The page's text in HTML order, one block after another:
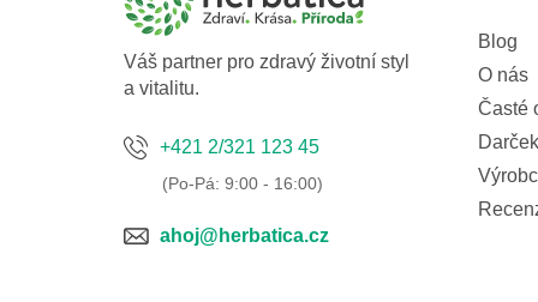
Váš partner pro zdravý životní styl
a vitalitu.
+421 2/321 123 45
ahoj@herbatica.cz
Blog
O nás
Časté